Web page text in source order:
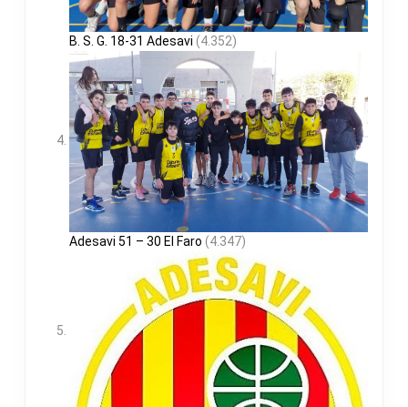
B. S. G. 18-31 Adesavi (4.352)
Adesavi 51 – 30 El Faro (4.347)